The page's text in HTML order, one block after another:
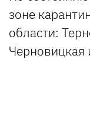
зоне
области:
Черновицкая